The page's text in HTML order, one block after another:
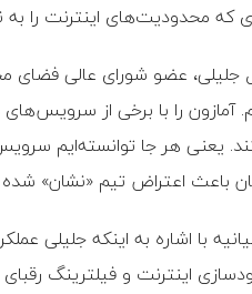
که محدودیت‌های اینترنت را به
جلیلی، عضو شورای عالی فضای
آمازون را با برخی از
یعنی هر جا توانسته‌ایم
باعث اعتراض تیم «نشان»
با اشاره به اینکه جلیلی
اینترنت و فیلترینگ